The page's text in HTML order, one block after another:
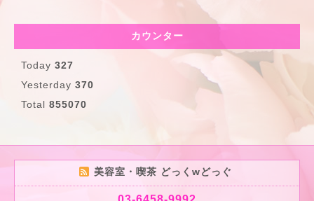
カウンター
Today 327
Yesterday 370
Total 855070
美容室・喫茶 どっくwどっぐ